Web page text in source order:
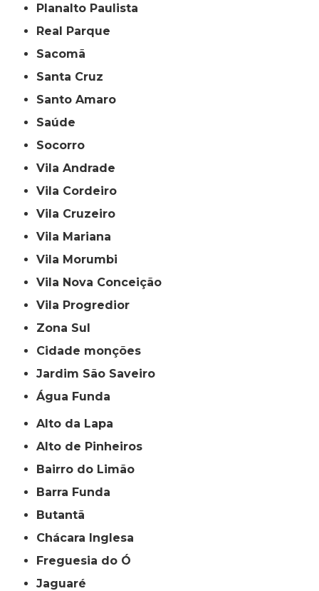
Planalto Paulista
Real Parque
Sacomã
Santa Cruz
Santo Amaro
Saúde
Socorro
Vila Andrade
Vila Cordeiro
Vila Cruzeiro
Vila Mariana
Vila Morumbi
Vila Nova Conceição
Vila Progredior
Zona Sul
cidade monções
jardim São Saveiro
Água Funda
Alto da Lapa
Alto de Pinheiros
Bairro do Limão
Barra Funda
Butantã
Chácara Inglesa
Freguesia do Ó
Jaguaré